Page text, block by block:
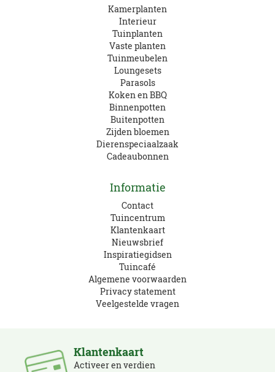
Kamerplanten
Interieur
Tuinplanten
Vaste planten
Tuinmeubelen
Loungesets
Parasols
Koken en BBQ
Binnenpotten
Buitenpotten
Zijden bloemen
Dierenspeciaalzaak
Cadeaubonnen
Informatie
Contact
Tuincentrum
Klantenkaart
Nieuwsbrief
Inspiratiegidsen
Tuincafé
Algemene voorwaarden
Privacy statement
Veelgestelde vragen
Klantenkaart
Activeer en verdien